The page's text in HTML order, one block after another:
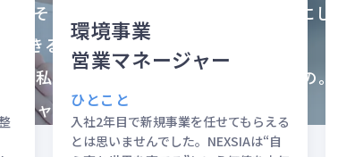
、そしてワークライフバランスを大切にし、
きる環境づくりを進めています。
、私たちが大切にしている価値そのもの。
キャリアを築きたい方を歓迎します。
環境事業
営業マネージャー
ひとこと
入社2年目で新規事業を任せてもらえる
とは思いませんでした。NEXSIAは“自